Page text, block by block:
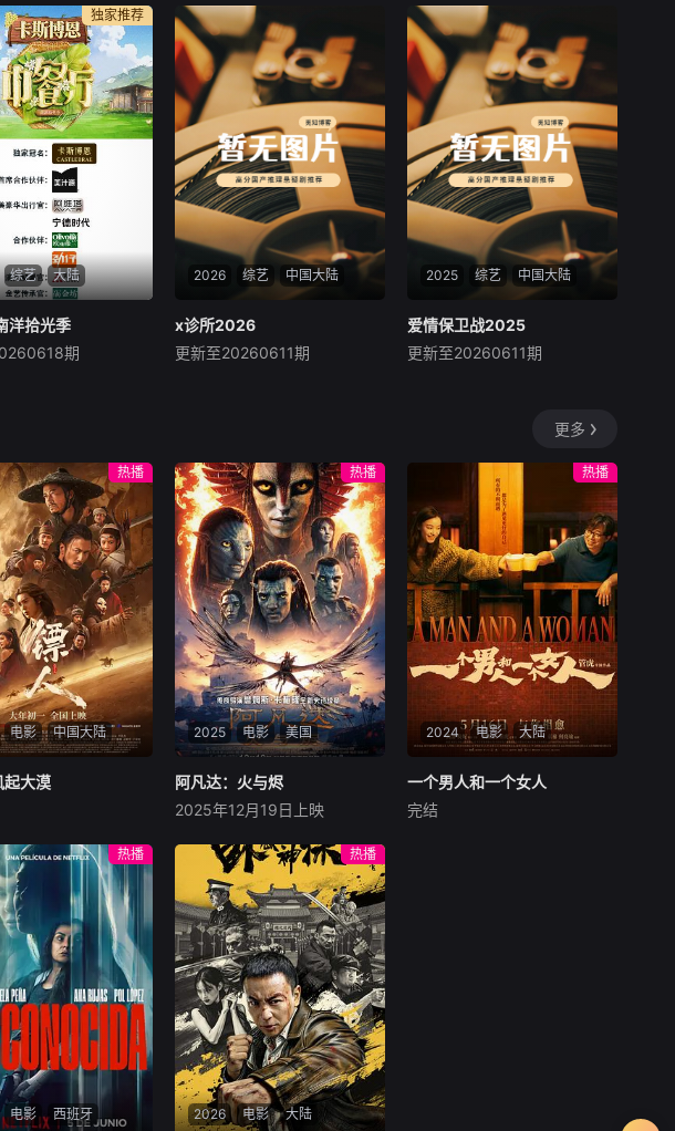
海的少年》是一档聚
青年成长历练的公路
秀。节目以&amp;qu
最远的地方出发，一
为核心立
五位少年从亚欧大陆
疆启程，以自驾方式
站新疆公路之旅，最终
向往的海岛。
《天才厨人》是爱奇艺推
出的美食竞技类真人秀，由何
浩楠、黄渤、吕严、马頔等人
为嘉宾。
一档聚焦“中女群体”的女性生
活观察类真人秀，节目邀请处
于不同年龄、情感、事业和个
人成长状态下的“中女”，以她
们的生活为“中女”样本，去探
讨关于情感婚姻、家庭关系、
职场社交等深层次的30 女性
议题，棚内
综艺 大陆
独家推荐
·南洋拾光季
王俊凯
昆凌
禽、鲜蔬、河鲜等不
域，合伙人需要开拓
路，完成经营目标；此
厅还将引入“
洋拾光季
期
2026 综艺 中国大陆
x诊所2026
未知
x诊所2026
更新至20260611期
2025 综艺 中国大陆
爱情保卫战2025
未知
爱情保卫战2025
更新至20260611期
更多
电影 中国大陆
热播
风起大漠
，镖人、官府、西域
等多方势力盘根错
涌动。“天字第二号
马接下特殊押镖任
伴一起从西域护镖远
不料，他们的护送对
天字第一号逃犯”知世
熙熙皆为利来，各
闻风入局，抢镖厮杀接
……
起大漠
2025 电影 美国
热播
阿凡达：火与烬
萨姆·沃辛顿
佐伊·索尔达娜
影片聚焦杰克·萨利与奈蒂莉一
家的命运起伏，在前作的情感
余波之上，深刻描绘一个家族
在战火中如何成长、并共同守
护血脉相连的情感纽带的历
程，从而将故事推向更具张力
的全新维度。此外，潘多拉的
全新领域也即将揭晓
阿凡达：火与烬
2025年12月19日上映
2024 电影 大陆
热播
一个男人和一个女人
黄渤
一个男人和一个女人
完结
电影 西班牙
热播
2026 电影 大陆
热播